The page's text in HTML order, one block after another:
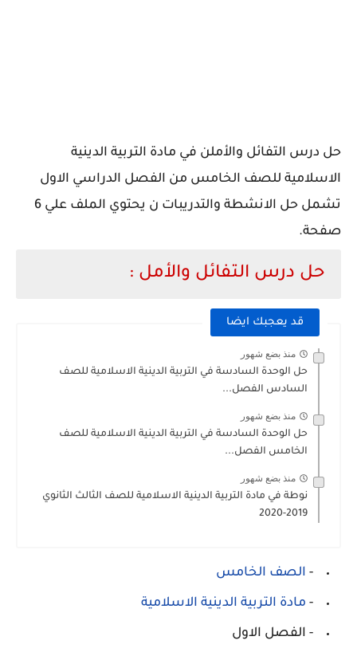
حل درس التفائل والأملن في مادة التربية الدينية
الاسلامية للصف الخامس من الفصل الدراسي الاول
تشمل حل الانشطة والتدريبات ن يحتوي الملف علي 6
صفحة.
حل درس التفائل والأمل :
قد يعجبك ايضا
منذ بضع شهور
حل الوحدة السادسة في التربية الدينية الاسلامية للصف
السادس الفصل...
منذ بضع شهور
حل الوحدة السادسة في التربية الدينية الاسلامية للصف
الخامس الفصل...
منذ بضع شهور
نوطة في مادة التربية الدينية الاسلامية للصف الثالث الثانوي
2019-2020
- الصف الخامس
- مادة التربية الدينية الاسلامية
- الفصل الاول